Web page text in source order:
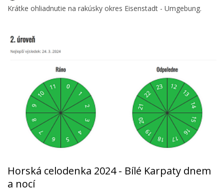
Krátke ohliadnutie na rakúsky okres Eisenstadt - Umgebung.
Horská celodenka 2024 - Bílé Karpaty dnem
a nocí